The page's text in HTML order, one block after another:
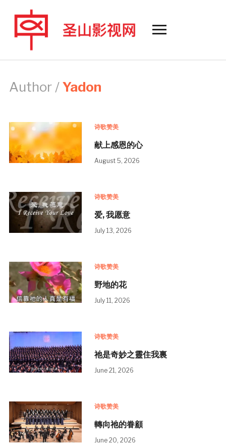
Author /Yadon
诗歌赞美
献上感恩的心
August 5, 2026
诗歌赞美
爱, 我愿意
July 13, 2026
诗歌赞美
野地的花
July 11, 2026
诗歌赞美
祂是奇妙之靈住我裏
June 21, 2026
诗歌赞美
轉向祂的眷顧
June 20, 2026